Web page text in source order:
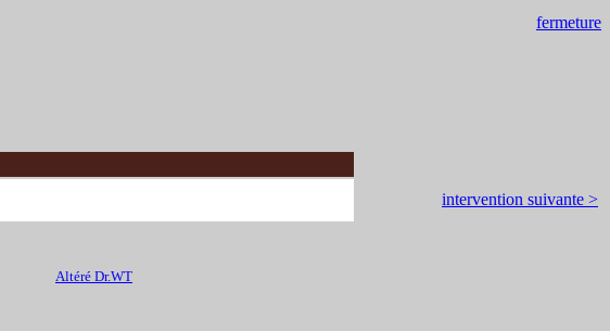
fermeture
intervention suivante >
Altéré Dr.WT